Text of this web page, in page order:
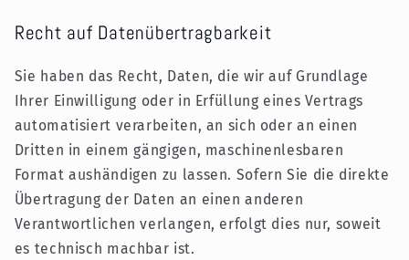
Recht auf Datenübertragbarkeit
Sie haben das Recht, Daten, die wir auf Grundlage
Ihrer Einwilligung oder in Erfüllung eines Vertrags
automatisiert verarbeiten, an sich oder an einen
Dritten in einem gängigen, maschinenlesbaren
Format aushändigen zu lassen. Sofern Sie die direkte
Übertragung der Daten an einen anderen
Verantwortlichen verlangen, erfolgt dies nur, soweit
es technisch machbar ist.